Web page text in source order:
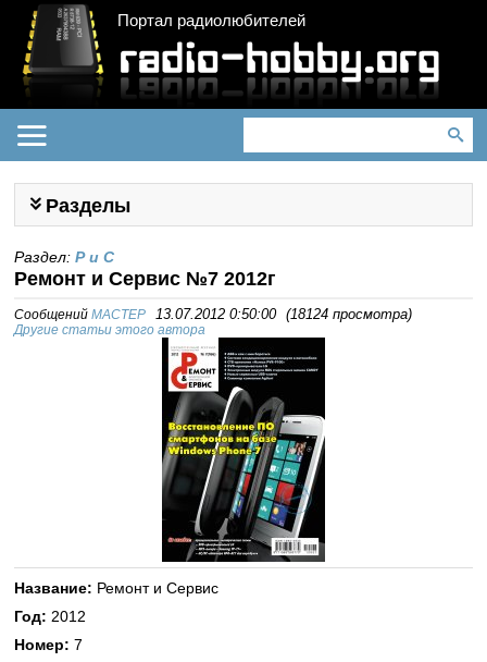
Портал радиолюбителей
Разделы
Раздел:Р и С
Ремонт и Сервис №7 2012г
СообщенийMACTEP 13.07.2012 0:50:00 (18124 просмотра)
Другие статьи этого автора
Название: Ремонт и Сервис
Год: 2012
Номер: 7